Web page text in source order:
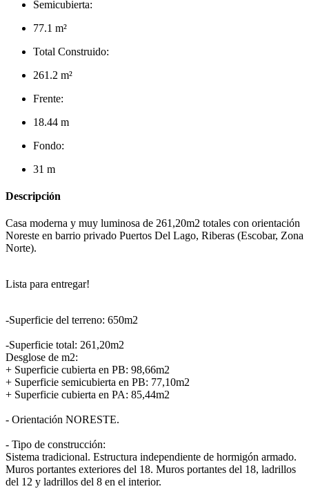
Semicubierta:
77.1 m²
Total Construido:
261.2 m²
Frente:
18.44 m
Fondo:
31 m
Descripción
Casa moderna y muy luminosa de 261,20m2 totales con orientación
Noreste en barrio privado Puertos Del Lago, Riberas (Escobar, Zona
Norte).
Lista para entregar!
-Superficie del terreno: 650m2
-Superficie total: 261,20m2
Desglose de m2:
+ Superficie cubierta en PB: 98,66m2
+ Superficie semicubierta en PB: 77,10m2
+ Superficie cubierta en PA: 85,44m2
- Orientación NORESTE.
- Tipo de construcción:
Sistema tradicional. Estructura independiente de hormigón armado.
Muros portantes exteriores del 18. Muros portantes del 18, ladrillos
del 12 y ladrillos del 8 en el interior.